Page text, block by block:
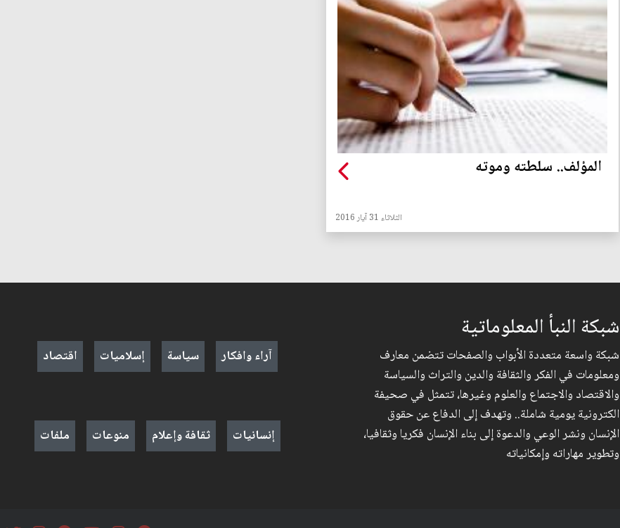
المؤلف.. سلطته وموته
الثلاثاء 31 آيار 2016
شبكة النبأ المعلوماتية
شبكة واسعة متعددة الأبواب والصفحات تتضمن معارف
ومعلومات في الفكر والثقافة والدين والتراث والسياسة
والاقتصاد والاجتماع والعلوم وغيرها، تتمثل في صحيفة
الكترونية يومية شاملة.. وتهدف إلى الدفاع عن حقوق
الإنسان ونشر الوعي والدعوة إلى بناء الإنسان فكريا وثقافيا،
وتطوير مهاراته وإمكانياته
آراء وافكار سياسة إسلاميات اقتصاد
إنسانيات ثقافة وإعلام منوعات ملفات